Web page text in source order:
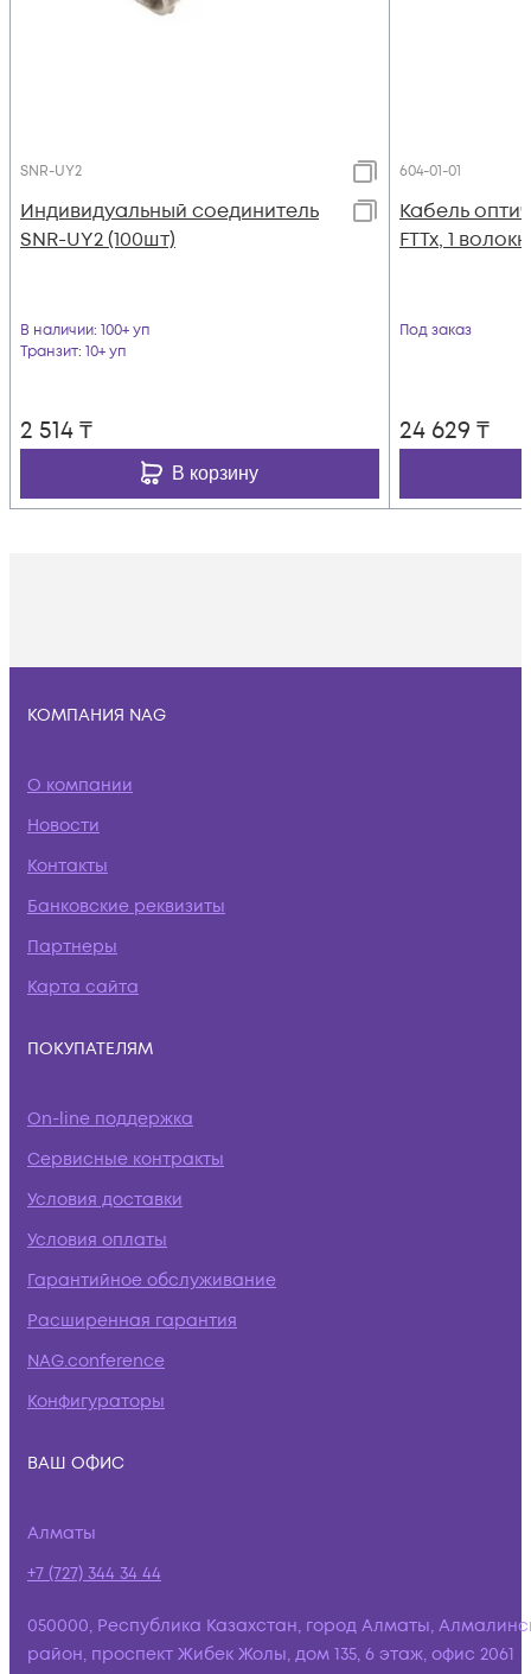
SNR-UY2
Индивидуальный соединитель
SNR-UY2 (100шт)
В наличии: 100+ уп
Транзит: 10+ уп
2 514₸
В корзину
604-01-01
Кабель
FTTx, 1
Под заказ
24 629 ₸
КОМПАНИЯ NAG
О компании
Новости
Контакты
Банковские реквизиты
Партнеры
Карта сайта
ПОКУПАТЕЛЯМ
On-line поддержка
Сервисные контракты
Условия доставки
Условия оплаты
Гарантийное обслуживание
Расширенная гарантия
NAG.conference
Конфигураторы
ВАШ ОФИС
Алматы
+7 (727) 344 34 44
050000, Республика Казахстан, город Алматы,
район, проспект Жибек Жолы, дом 135, 6 этаж, офис 2061